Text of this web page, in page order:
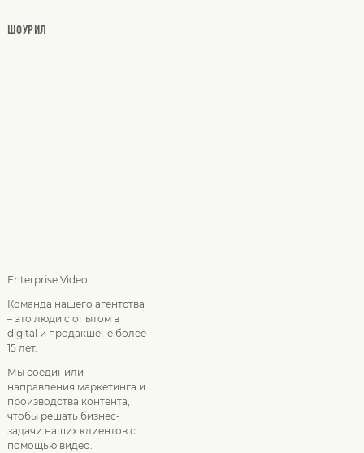
ШОУРИЛ
Enterprise Video
Команда нашего агентства
– это люди с опытом в
digital и продакшене более
15 лет.
Мы соединили
направления маркетинга и
производства контента,
чтобы решать бизнес-
задачи наших клиентов с
помощью видео.